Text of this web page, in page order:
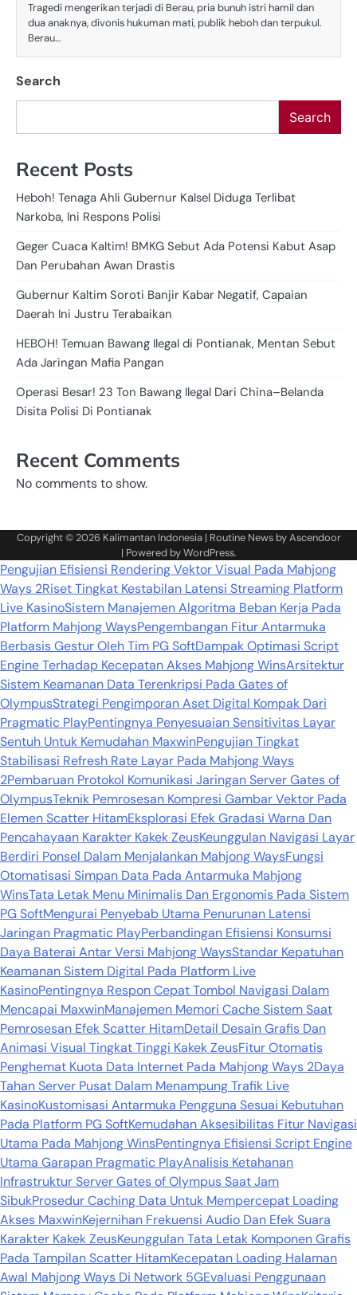
Tragedi mengerikan terjadi di Berau, pria bunuh istri hamil dan
dua anaknya, divonis hukuman mati, publik heboh dan terpukul.
Berau…
Search
Search
Recent Posts
Heboh! Tenaga Ahli Gubernur Kalsel Diduga Terlibat
Narkoba, Ini Respons Polisi
Geger Cuaca Kaltim! BMKG Sebut Ada Potensi Kabut Asap
Dan Perubahan Awan Drastis
Gubernur Kaltim Soroti Banjir Kabar Negatif, Capaian
Daerah Ini Justru Terabaikan
HEBOH! Temuan Bawang Ilegal di Pontianak, Mentan Sebut
Ada Jaringan Mafia Pangan
Operasi Besar! 23 Ton Bawang Ilegal Dari China–Belanda
Disita Polisi Di Pontianak
Recent Comments
No comments to show.
Copyright © 2026 Kalimantan Indonesia| Routine News byAscendoor
| Powered byWordPress.
Pengujian Efisiensi Rendering Vektor Visual Pada Mahjong
Ways 2Riset Tingkat Kestabilan Latensi Streaming Platform
Live KasinoSistem Manajemen Algoritma Beban Kerja Pada
Platform Mahjong WaysPengembangan Fitur Antarmuka
Berbasis Gestur Oleh Tim PG SoftDampak Optimasi Script
Engine Terhadap Kecepatan Akses Mahjong WinsArsitektur
Sistem Keamanan Data Terenkripsi Pada Gates of
OlympusStrategi Pengimporan Aset Digital Kompak Dari
Pragmatic PlayPentingnya Penyesuaian Sensitivitas Layar
Sentuh Untuk Kemudahan MaxwinPengujian Tingkat
Stabilisasi Refresh Rate Layar Pada Mahjong Ways
2Pembaruan Protokol Komunikasi Jaringan Server Gates of
OlympusTeknik Pemrosesan Kompresi Gambar Vektor Pada
Elemen Scatter HitamEksplorasi Efek Gradasi Warna Dan
Pencahayaan Karakter Kakek ZeusKeunggulan Navigasi Layar
Berdiri Ponsel Dalam Menjalankan Mahjong WaysFungsi
Otomatisasi Simpan Data Pada Antarmuka Mahjong
WinsTata Letak Menu Minimalis Dan Ergonomis Pada Sistem
PG SoftMengurai Penyebab Utama Penurunan Latensi
Jaringan Pragmatic PlayPerbandingan Efisiensi Konsumsi
Daya Baterai Antar Versi Mahjong WaysStandar Kepatuhan
Keamanan Sistem Digital Pada Platform Live
KasinoPentingnya Respon Cepat Tombol Navigasi Dalam
Mencapai MaxwinManajemen Memori Cache Sistem Saat
Pemrosesan Efek Scatter HitamDetail Desain Grafis Dan
Animasi Visual Tingkat Tinggi Kakek ZeusFitur Otomatis
Penghemat Kuota Data Internet Pada Mahjong Ways 2Daya
Tahan Server Pusat Dalam Menampung Trafik Live
KasinoKustomisasi Antarmuka Pengguna Sesuai Kebutuhan
Pada Platform PG SoftKemudahan Aksesibilitas Fitur Navigasi
Utama Pada Mahjong WinsPentingnya Efisiensi Script Engine
Utama Garapan Pragmatic PlayAnalisis Ketahanan
Infrastruktur Server Gates of Olympus Saat Jam
SibukProsedur Caching Data Untuk Mempercepat Loading
Akses MaxwinKejernihan Frekuensi Audio Dan Efek Suara
Karakter Kakek ZeusKeunggulan Tata Letak Komponen Grafis
Pada Tampilan Scatter HitamKecepatan Loading Halaman
Awal Mahjong Ways Di Network 5GEvaluasi Penggunaan